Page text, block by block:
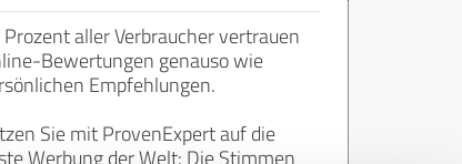
aller Verbraucher vertrauen
Bewertungen genauso wie
Empfehlungen.
Sie mit ProvenExpert auf die
Werbung der Welt: Die Stimmen